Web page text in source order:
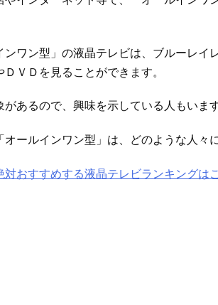
ンワン型」の液晶テレビは、ブルーレ
ＤＶＤを見ることができます。
があるので、興味を示している人もいます
オールインワン型」は、どのような人々
対おすすめする液晶テレビランキングは